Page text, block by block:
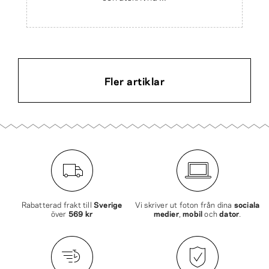
Fler artiklar
Rabatterad frakt till Sverige
över 569 kr
Vi skriver ut foton från dina sociala
medier,mobilochdator